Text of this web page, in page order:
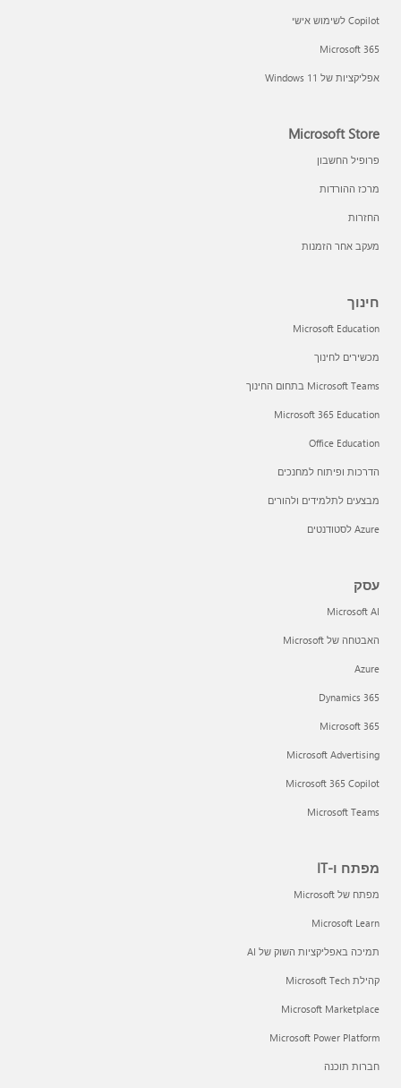
Copilot לשימוש אישי
Microsoft 365
אפליקציות של Windows 11‏
Microsoft Store
פרופיל החשבון
מרכז ההורדות
החזרות
מעקב אחר הזמנות
חינוך
Microsoft Education
מכשירים לחינוך
Microsoft Teams בתחום החינוך
Microsoft 365 Education
Office Education
הדרכות ופיתוח למחנכים
מבצעים לתלמידים ולהורים
Azure לסטודנטים
עסק
Microsoft AI
האבטחה של Microsoft
Azure
Dynamics 365
Microsoft 365
Microsoft Advertising
Microsoft 365 Copilot
Microsoft Teams
מפתח ו-IT
מפתח של Microsoft
Microsoft Learn
תמיכה באפליקציות השוק של AI
קהילת Microsoft Tech
Microsoft Marketplace
Microsoft Power Platform
חברות תוכנה